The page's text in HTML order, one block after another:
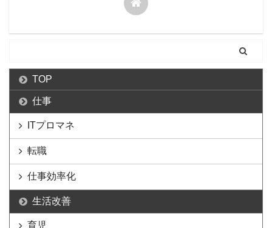
TOP
仕事
ITプロマネ
転職
仕事効率化
生活改善
育児